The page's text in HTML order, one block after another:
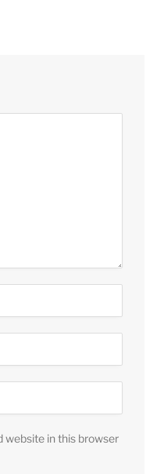
website in this browser